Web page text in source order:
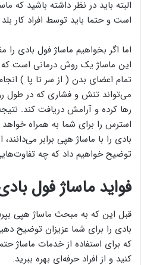
البته باید در نظر داشته باشید
است و حتما باید توسط افراد کار
اما اگر بخواهیم ماساژ فول بادی را
این ماساژ یک روش درمانی است
تمام اعضای بدن ( از سر تا پا )
می‌تواند تنش و فشاری که در طول
رها کرده و آرامش دریافت کند.
استرس را برای شما به همراه
بادی را با ماساژ هپی برابر
توضیح خواهیم داد که چه
فواید ماساژ فول
قبل این که به مبحث ماساژ هپی
بادی را برای شما عزیزان توضیح
که برای استفاده از خدمات ماساژ
کنید و از افراد حرفه‌ای بهره ببرید.